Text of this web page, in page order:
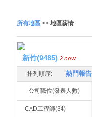
所有地區 >> 地區薪情
新竹(9485) 2 new
排列順序: 熱門報告
公司職位(發表人數)
CAD工程師(34)